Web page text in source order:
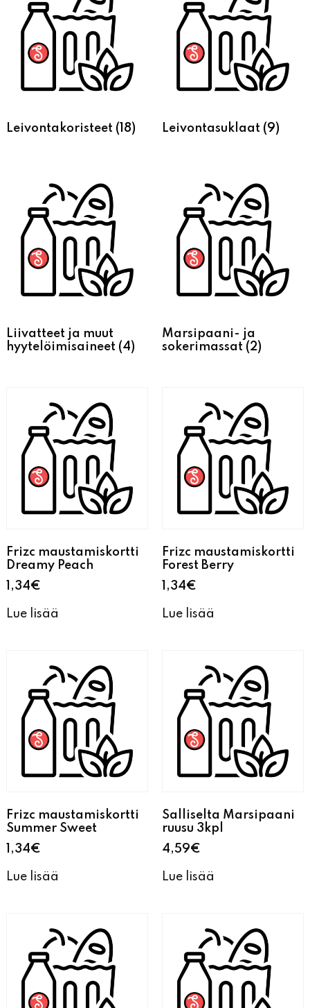
Leivontakoristeet (18) Leivontasuklaat (9)
Liivatteet ja muut
hyytelöimisaineet (4)
Marsipaani- ja
sokerimassat (2)
Frizc maustamiskortti
Dreamy Peach
1,34€
Lue lisää
Frizc maustamiskortti
Forest Berry
1,34€
Lue lisää
Frizc maustamiskortti
Summer Sweet
1,34€
Lue lisää
Salliselta Marsipaani
ruusu 3kpl
4,59€
Lue lisää